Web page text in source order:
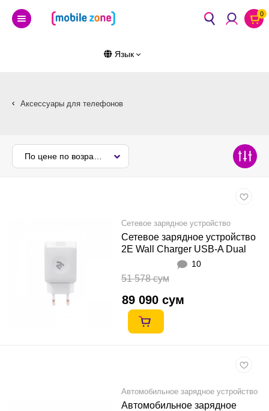
0
Язык
Аксессуары для телефонов
Сетевое зарядное устройство
Сетевое зарядное устройство
2E Wall Charger USB-A Dual
10
51 578 сум
89 090 сум
Автомобильное зарядное устройство
Автомобильное зарядное